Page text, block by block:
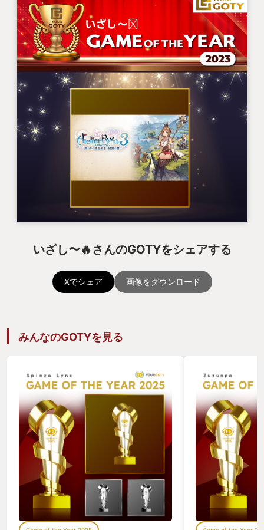
いざし〜🔥さんのGOTYをシェアする
Xでシェア 画像をダウンロード
みんなのGOTYを見る